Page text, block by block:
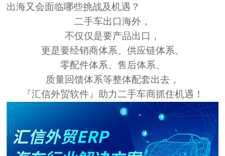
出海又会面临哪些挑战及机遇？
二手车出口海外，
不仅仅是要产品出口，
更是要经销商体系、供应链体系、
零配件体系、售后体系、
质量回馈体系等整体配套出去，
『汇信外贸软件』助力二手车商抓住机遇！